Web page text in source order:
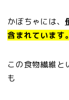
かぼちゃには、
含まれています。
この食物繊維と
も